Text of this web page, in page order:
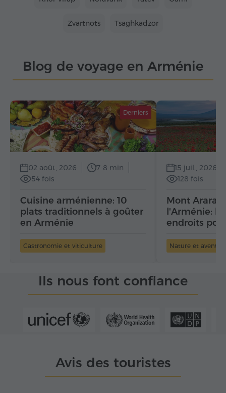
Zvartnots Tsaghkadzor
Blog de voyage en Arménie
Derniers
02 août, 2026
7-8 min
54 fois
Cuisine arménienne: 10
plats traditionnels à goûter
en Arménie
Gastronomie et viticulture
15 juil., 2026
128 fois
Mont Ararat
l'Arménie:
endroits
Nature et
Ils nous font confiance
Avis des touristes